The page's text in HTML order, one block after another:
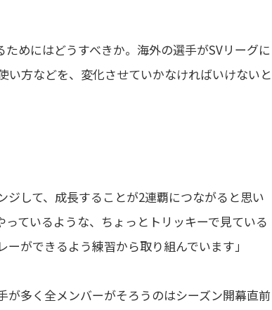
めにはどうすべきか。海外の選手がSVリーグに
方などを、変化させていかなければいけないと
して、成長することが2連覇につながると思い
ているような、ちょっとトリッキーで見ている
ができるよう練習から取り組んでいます」
が多く全メンバーがそろうのはシーズン開幕直前